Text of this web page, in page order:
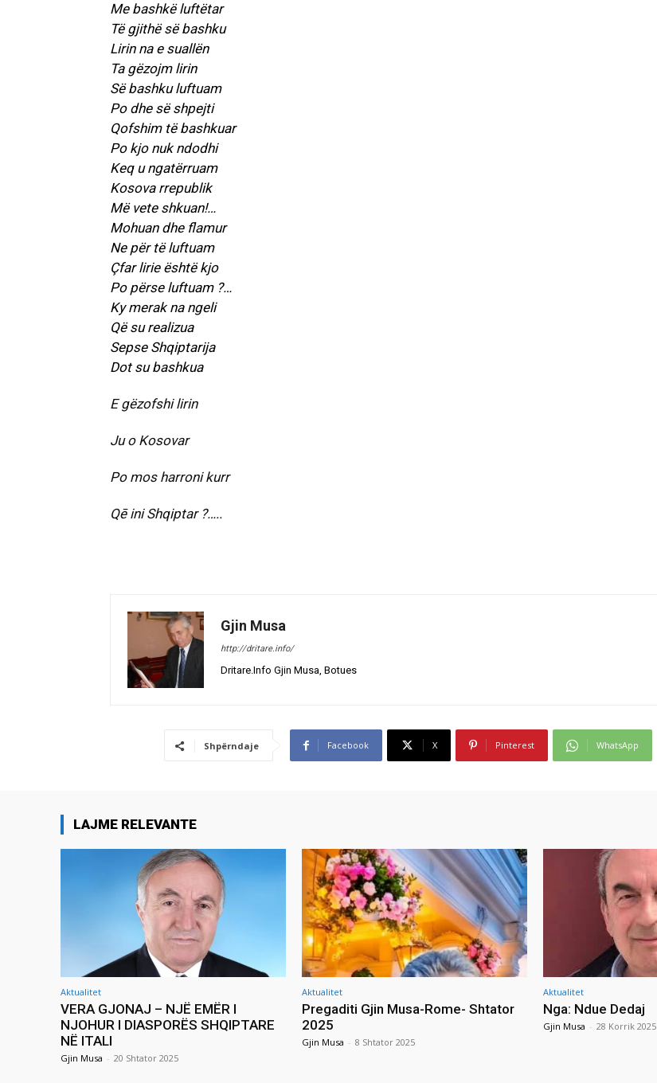
Me bashkë luftëtar
Të gjithë së bashku
Lirin na e suallën
Ta gëzojm lirin
Së bashku luftuam
Po dhe së shpejti
Qofshim të bashkuar
Po kjo nuk ndodhi
Keq u ngatërruam
Kosova rrepublik
Më vete shkuan!…
Mohuan dhe flamur
Ne për të luftuam
Çfar lirie është kjo
Po përse luftuam ?…
Ky merak na ngeli
Që su realizua
Sepse Shqiptarija
Dot su bashkua
E gëzofshi lirin
Ju o Kosovar
Po mos harroni kurr
Qē ini Shqiptar ?…..
Gjin Musa
http://dritare.info/
Dritare.Info Gjin Musa, Botues
Shpërndaje Facebook X Pinterest WhatsApp
LAJME RELEVANTE
Aktualitet
VERA GJONAJ – NJË EMËR I
NJOHUR I DIASPORËS SHQIPTARE
NË ITALI
Gjin Musa - 20 Shtator 2025
Aktualitet
Pregaditi Gjin Musa-Rome- Shtator
2025
Gjin Musa - 8 Shtator 2025
Aktualitet
Nga: Ndue Dedaj
Gjin Musa - 28 Korrik 2025